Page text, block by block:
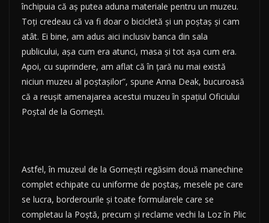
închipuia că aş putea aduna materiale pentru un muzeu.
Toţi credeau că va fi doar o bicicletă şi un poştaş şi cam
atât. Ei bine, am adus aici inclusiv banca din sala
publicului, aşa cum era atunci, masa şi tot aşa cum era.
Apoi, cu suprindere, am aflat că în ţară nu mai există
niciun muzeu al poştaşilor”, spune Anna Deak, bucuroasă
că a reuşit amenajarea acestui muzeu în spaţiul Oficiului
Poştal de la Gorneşti.
Astfel, în muzeul de la Gorneşti regăsim două manechine
complet echipate cu uniforme de poştaş, mesele pe care
se lucra, borderourile şi toate formularele care se
completau la Poştă, precum şi reclame vechi la Loz în Plic